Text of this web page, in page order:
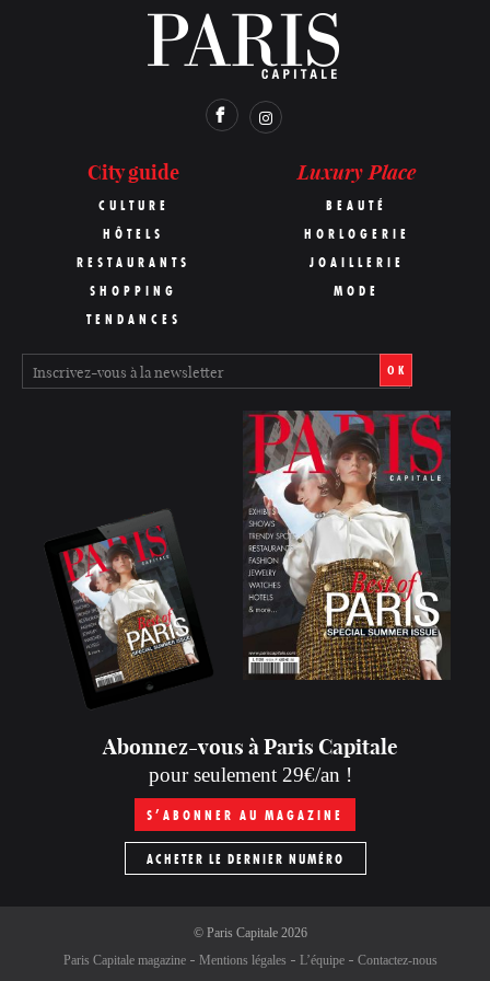
City guide
CULTURE
HÔTELS
RESTAURANTS
SHOPPING
TENDANCES
Luxury Place
BEAUTÉ
HORLOGERIE
JOAILLERIE
MODE
OK
Abonnez-vous à Paris Capitale
pour seulement 29€/an !
S’ABONNER AU MAGAZINE
ACHETER LE DERNIER NUMÉRO
© Paris Capitale2026
Paris Capitale magazine
Mentions légales L’équipe
Contactez-nous